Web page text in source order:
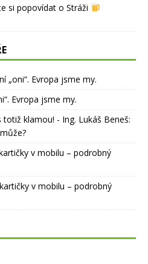
si popovídat o Stráži
„oni“. Evropa jsme my.
Evropa jsme my.
klamou! - Ing. Lukáš Beneš:
v mobilu – podrobný
v mobilu – podrobný